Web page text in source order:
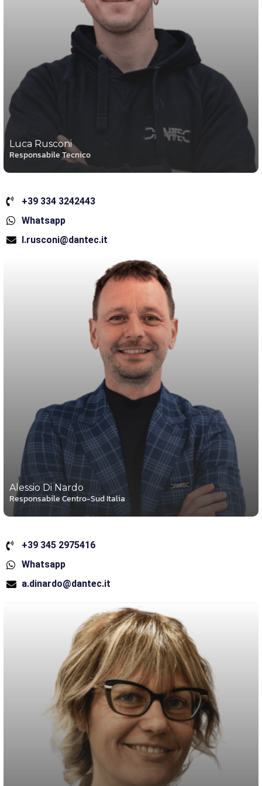
Luca Rusconi
Responsabile Tecnico
+39 334 3242443
Whatsapp
l.rusconi@dantec.it
Alessio Di Nardo
Responsabile Centro-Sud Italia
+39 345 2975416
Whatsapp
a.dinardo@dantec.it